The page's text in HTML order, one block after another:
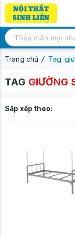
Trang chủ Tag:
TAG GIƯỜNG
Sắp xếp theo: